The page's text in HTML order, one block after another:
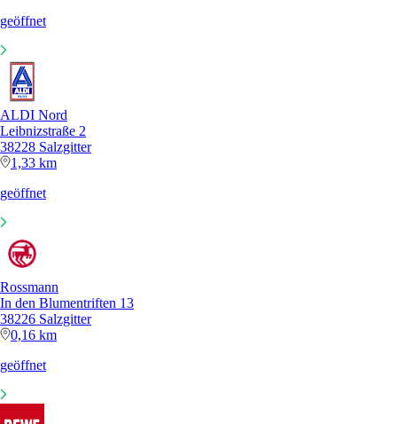
geöffnet
ALDI Nord
Leibnizstraße 2
38228 Salzgitter
1,33 km
geöffnet
Rossmann
In den Blumentriften 13
38226 Salzgitter
0,16 km
geöffnet